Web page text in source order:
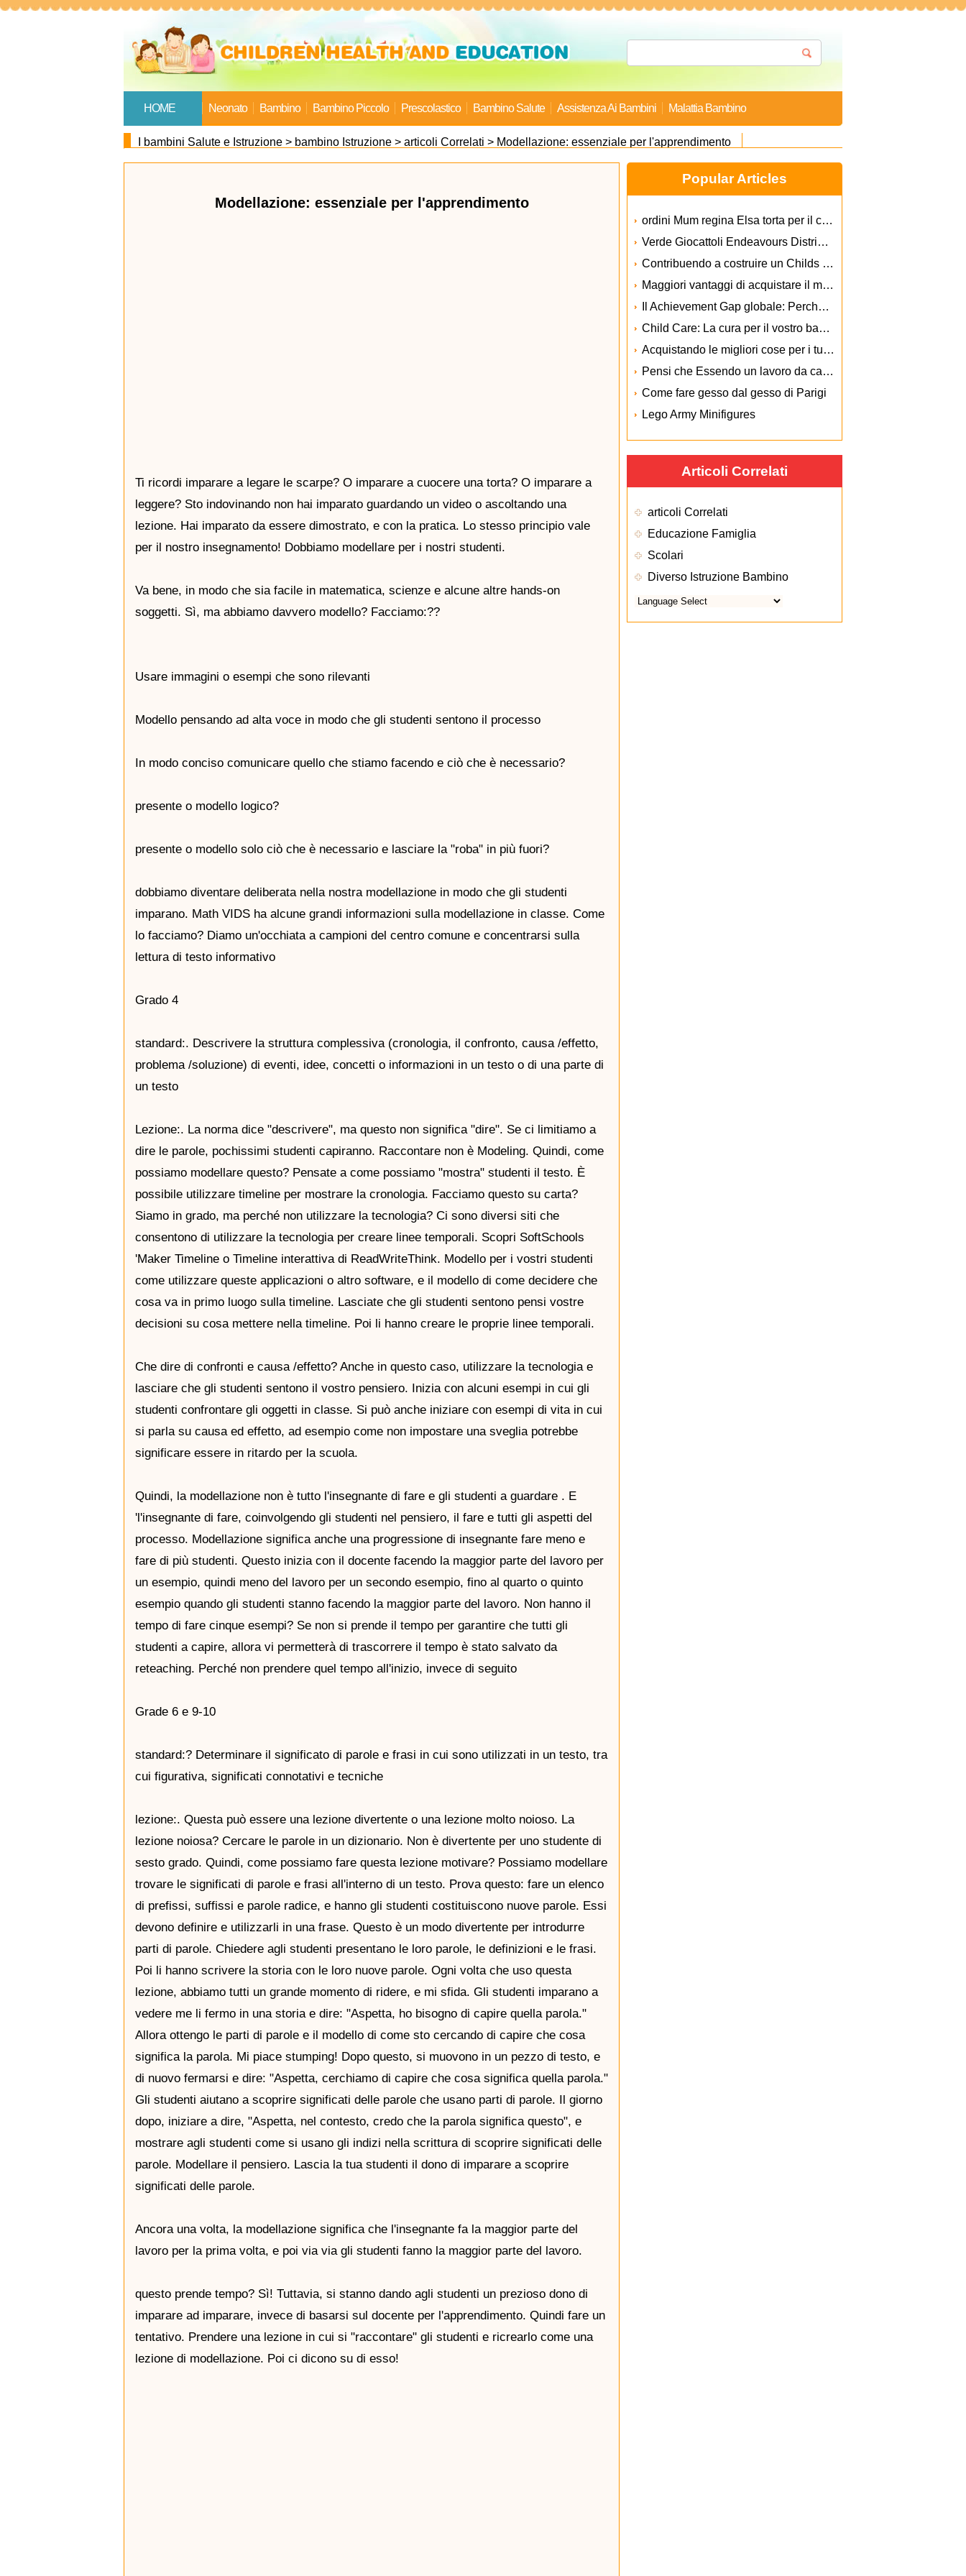
HOME Neonato Bambino Bambino Piccolo Prescolastico Bambino Salute Assistenza Ai Bambini Malattia Bambino
Cibo Per Bambini
I bambini Salute e Istruzione > bambino Istruzione > articoli Correlati > Modellazione: essenziale per l'apprendimento
Modellazione: essenziale per l'apprendimento
Ti ricordi imparare a legare le scarpe? O imparare a cuocere una torta? O imparare a
leggere? Sto indovinando non hai imparato guardando un video o ascoltando una
lezione. Hai imparato da essere dimostrato, e con la pratica. Lo stesso principio vale
per il nostro insegnamento! Dobbiamo modellare per i nostri studenti.
Va bene, in modo che sia facile in matematica, scienze e alcune altre hands-on
soggetti. Sì, ma abbiamo davvero modello? Facciamo:??
Usare immagini o esempi che sono rilevanti
Modello pensando ad alta voce in modo che gli studenti sentono il processo
In modo conciso comunicare quello che stiamo facendo e ciò che è necessario?
presente o modello logico?
presente o modello solo ciò che è necessario e lasciare la "roba" in più fuori?
dobbiamo diventare deliberata nella nostra modellazione in modo che gli studenti
imparano. Math VIDS ha alcune grandi informazioni sulla modellazione in classe. Come
lo facciamo? Diamo un'occhiata a campioni del centro comune e concentrarsi sulla
lettura di testo informativo
Grado 4
standard:. Descrivere la struttura complessiva (cronologia, il confronto, causa /effetto,
problema /soluzione) di eventi, idee, concetti o informazioni in un testo o di una parte di
un testo
Lezione:. La norma dice "descrivere", ma questo non significa "dire". Se ci limitiamo a
dire le parole, pochissimi studenti capiranno. Raccontare non è Modeling. Quindi, come
possiamo modellare questo? Pensate a come possiamo "mostra" studenti il ​​testo. È
possibile utilizzare timeline per mostrare la cronologia. Facciamo questo su carta?
Siamo in grado, ma perché non utilizzare la tecnologia? Ci sono diversi siti che
consentono di utilizzare la tecnologia per creare linee temporali. Scopri SoftSchools
'Maker Timeline o Timeline interattiva di ReadWriteThink. Modello per i vostri studenti
come utilizzare queste applicazioni o altro software, e il modello di come decidere che
cosa va in primo luogo sulla timeline. Lasciate che gli studenti sentono pensi vostre
decisioni su cosa mettere nella timeline. Poi li hanno creare le proprie linee temporali.
Che dire di confronti e causa /effetto? Anche in questo caso, utilizzare la tecnologia e
lasciare che gli studenti sentono il vostro pensiero. Inizia con alcuni esempi in cui gli
studenti confrontare gli oggetti in classe. Si può anche iniziare con esempi di vita in cui
si parla su causa ed effetto, ad esempio come non impostare una sveglia potrebbe
significare essere in ritardo per la scuola.
Quindi, la modellazione non è tutto l'insegnante di fare e gli studenti a guardare . E
'l'insegnante di fare, coinvolgendo gli studenti nel pensiero, il fare e tutti gli aspetti del
processo. Modellazione significa anche una progressione di insegnante fare meno e
fare di più studenti. Questo inizia con il docente facendo la maggior parte del lavoro per
un esempio, quindi meno del lavoro per un secondo esempio, fino al quarto o quinto
esempio quando gli studenti stanno facendo la maggior parte del lavoro. Non hanno il
tempo di fare cinque esempi? Se non si prende il tempo per garantire che tutti gli
studenti a capire, allora vi permetterà di trascorrere il tempo è stato salvato da
reteaching. Perché non prendere quel tempo all'inizio, invece di seguito
Grade 6 e 9-10
standard:? Determinare il significato di parole e frasi in cui sono utilizzati in un testo, tra
cui figurativa, significati connotativi e tecniche
lezione:. Questa può essere una lezione divertente o una lezione molto noioso. La
lezione noiosa? Cercare le parole in un dizionario. Non è divertente per uno studente di
sesto grado. Quindi, come possiamo fare questa lezione motivare? Possiamo modellare
trovare le significati di parole e frasi all'interno di un testo. Prova questo: fare un elenco
di prefissi, suffissi e parole radice, e hanno gli studenti costituiscono nuove parole. Essi
devono definire e utilizzarli in una frase. Questo è un modo divertente per introdurre
parti di parole. Chiedere agli studenti presentano le loro parole, le definizioni e le frasi.
Poi li hanno scrivere la storia con le loro nuove parole. Ogni volta che uso questa
lezione, abbiamo tutti un grande momento di ridere, e mi sfida. Gli studenti imparano a
vedere me li fermo in una storia e dire: "Aspetta, ho bisogno di capire quella parola."
Allora ottengo le parti di parole e il modello di come sto cercando di capire che cosa
significa la parola. Mi piace stumping! Dopo questo, si muovono in un pezzo di testo, e
di nuovo fermarsi e dire: "Aspetta, cerchiamo di capire che cosa significa quella parola."
Gli studenti aiutano a scoprire significati delle parole che usano parti di parole. Il giorno
dopo, iniziare a dire, "Aspetta, nel contesto, credo che la parola significa questo", e
mostrare agli studenti come si usano gli indizi nella scrittura di scoprire significati delle
parole. Modellare il pensiero. Lascia la tua studenti il ​​dono di imparare a scoprire
significati delle parole.
Ancora una volta, la modellazione significa che l'insegnante fa la maggior parte del
lavoro per la prima volta, e poi via via gli studenti fanno la maggior parte del lavoro.
questo prende tempo? Sì! Tuttavia, si stanno dando agli studenti un prezioso dono di
imparare ad imparare, invece di basarsi sul docente per l'apprendimento. Quindi fare un
tentativo. Prendere una lezione in cui si "raccontare" gli studenti e ricrearlo come una
lezione di modellazione. Poi ci dicono su di esso!
Popular Articles
ordini Mum regina Elsa torta per il compleanno di figlie e guarda che è arrivata ...
Verde Giocattoli Endeavours Distributore per ridurre l'impronta ecologica di un grande livello
Contribuendo a costruire un Childs autostima è il miglior regalo che un genitore può dare un bambino
Maggiori vantaggi di acquistare il meglio prodotti del bambino dalla linea Baby Shop
Il Achievement Gap globale: Perché Americas Gli studenti sono in ritardo
Child Care: La cura per il vostro bambino
Acquistando le migliori cose per i tuoi Child
Pensi che Essendo un lavoro da casa Parent Sounds Like Heaven?
Come fare gesso dal gesso di Parigi
Lego Army Minifigures
Articoli Correlati
articoli Correlati
Educazione Famiglia
Scolari
Diverso Istruzione Bambino